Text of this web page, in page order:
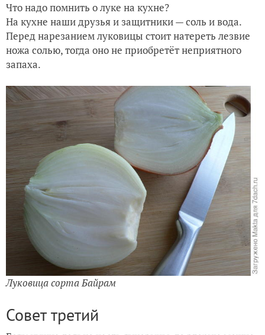
Что надо помнить о луке на кухне?
На кухне наши друзья и защитники — соль и вода.
Перед нарезанием луковицы стоит натереть лезвие
ножа солью, тогда оно не приобретёт неприятного
запаха.
Луковица сорта Байрам
Совет третий